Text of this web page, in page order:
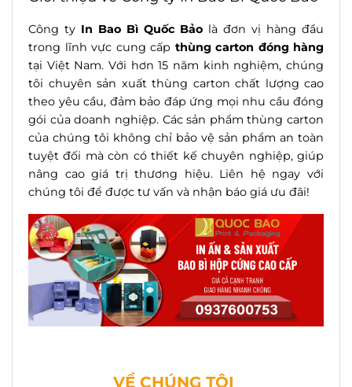
Công ty In Bao Bì Quốc Bảo là đơn vị hàng đầu
trong lĩnh vực cung cấp thùng carton đóng hàng
tại Việt Nam. Với hơn 15 năm kinh nghiệm, chúng
tôi chuyên sản xuất thùng carton chất lượng cao
theo yêu cầu, đảm bảo đáp ứng mọi nhu cầu đóng
gói của doanh nghiệp. Các sản phẩm thùng carton
của chúng tôi không chỉ bảo vệ sản phẩm an toàn
tuyệt đối mà còn có thiết kế chuyên nghiệp, giúp
nâng cao giá trị thương hiệu. Liên hệ ngay với
chúng tôi để được tư vấn và nhận báo giá ưu đãi!
VỀ CHÚNG TÔI